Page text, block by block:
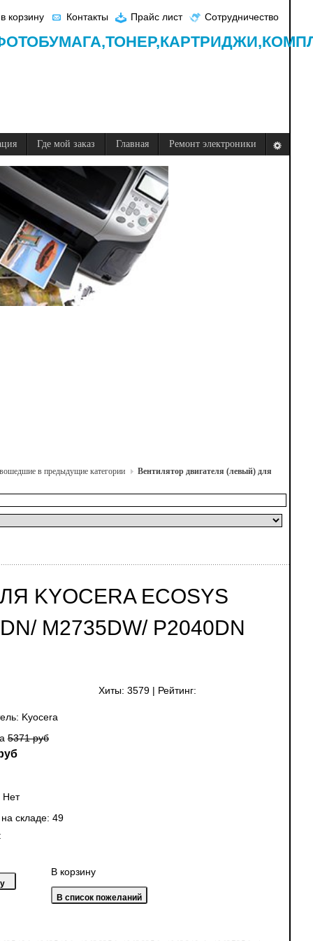
корзину Контакты Прайс лист Сотрудничество
ТОНЕР,КАРТРИДЖИ,
Где мой заказ Главная Ремонт электроники
в предыдущие категории
Вентилятор двигателя (левый) для
ECOSYS
M2735DW/ P2040DN
Хиты: 3579 Рейтинг:
Kyocera
5371 руб
Нет
складе: 49
В корзину